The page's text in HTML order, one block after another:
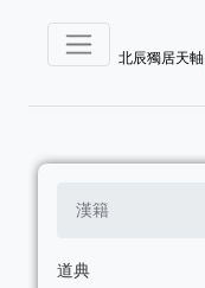
北辰獨居天軸
漢籍
道典